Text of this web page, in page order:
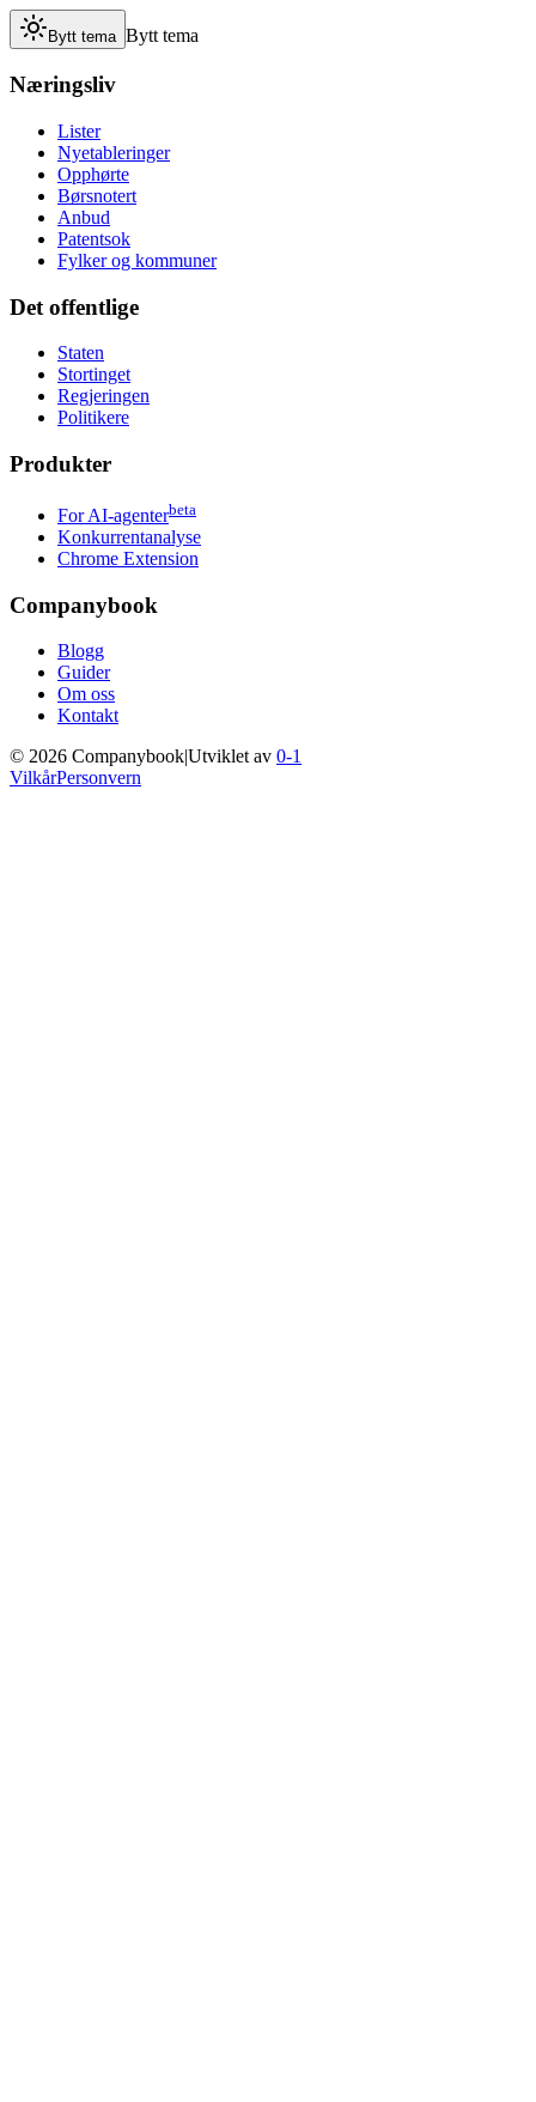
Bytt tema Bytt tema
Næringsliv
Lister
Nyetableringer
Opphørte
Børsnotert
Anbud
Patentsok
Fylker og kommuner
Det offentlige
Staten
Stortinget
Regjeringen
Politikere
Produkter
For AI-agenterbeta
Konkurrentanalyse
Chrome Extension
Companybook
Blogg
Guider
Om oss
Kontakt
© 2026 CompanybookUtviklet av 0-1
VilkårPersonvern